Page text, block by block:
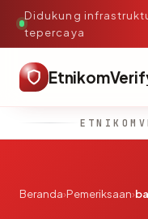
Didukung
tepercaya
Beranda›Pemeriksaan›